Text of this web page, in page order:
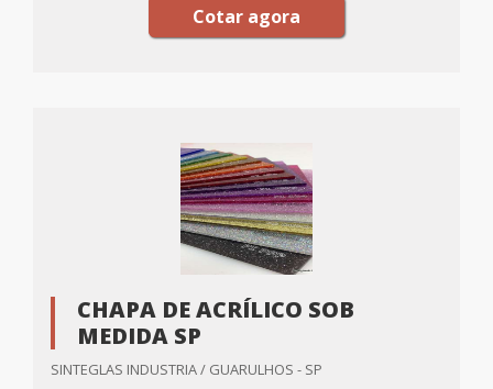
Cotar agora
CHAPA DE ACRÍLICO SOB
MEDIDA SP
SINTEGLAS INDUSTRIA / GUARULHOS - SP